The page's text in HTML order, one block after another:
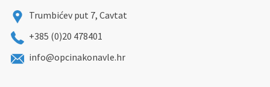
Trumbićev put 7, Cavtat
+385 (0)20 478401
info@opcinakonavle.hr